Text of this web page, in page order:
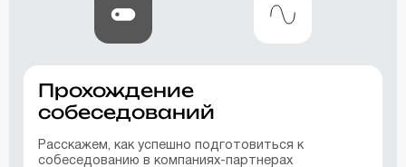
Прохождение
собеседований
Расскажем, как успешно подготовиться к
собеседованию в компаниях-партнерах